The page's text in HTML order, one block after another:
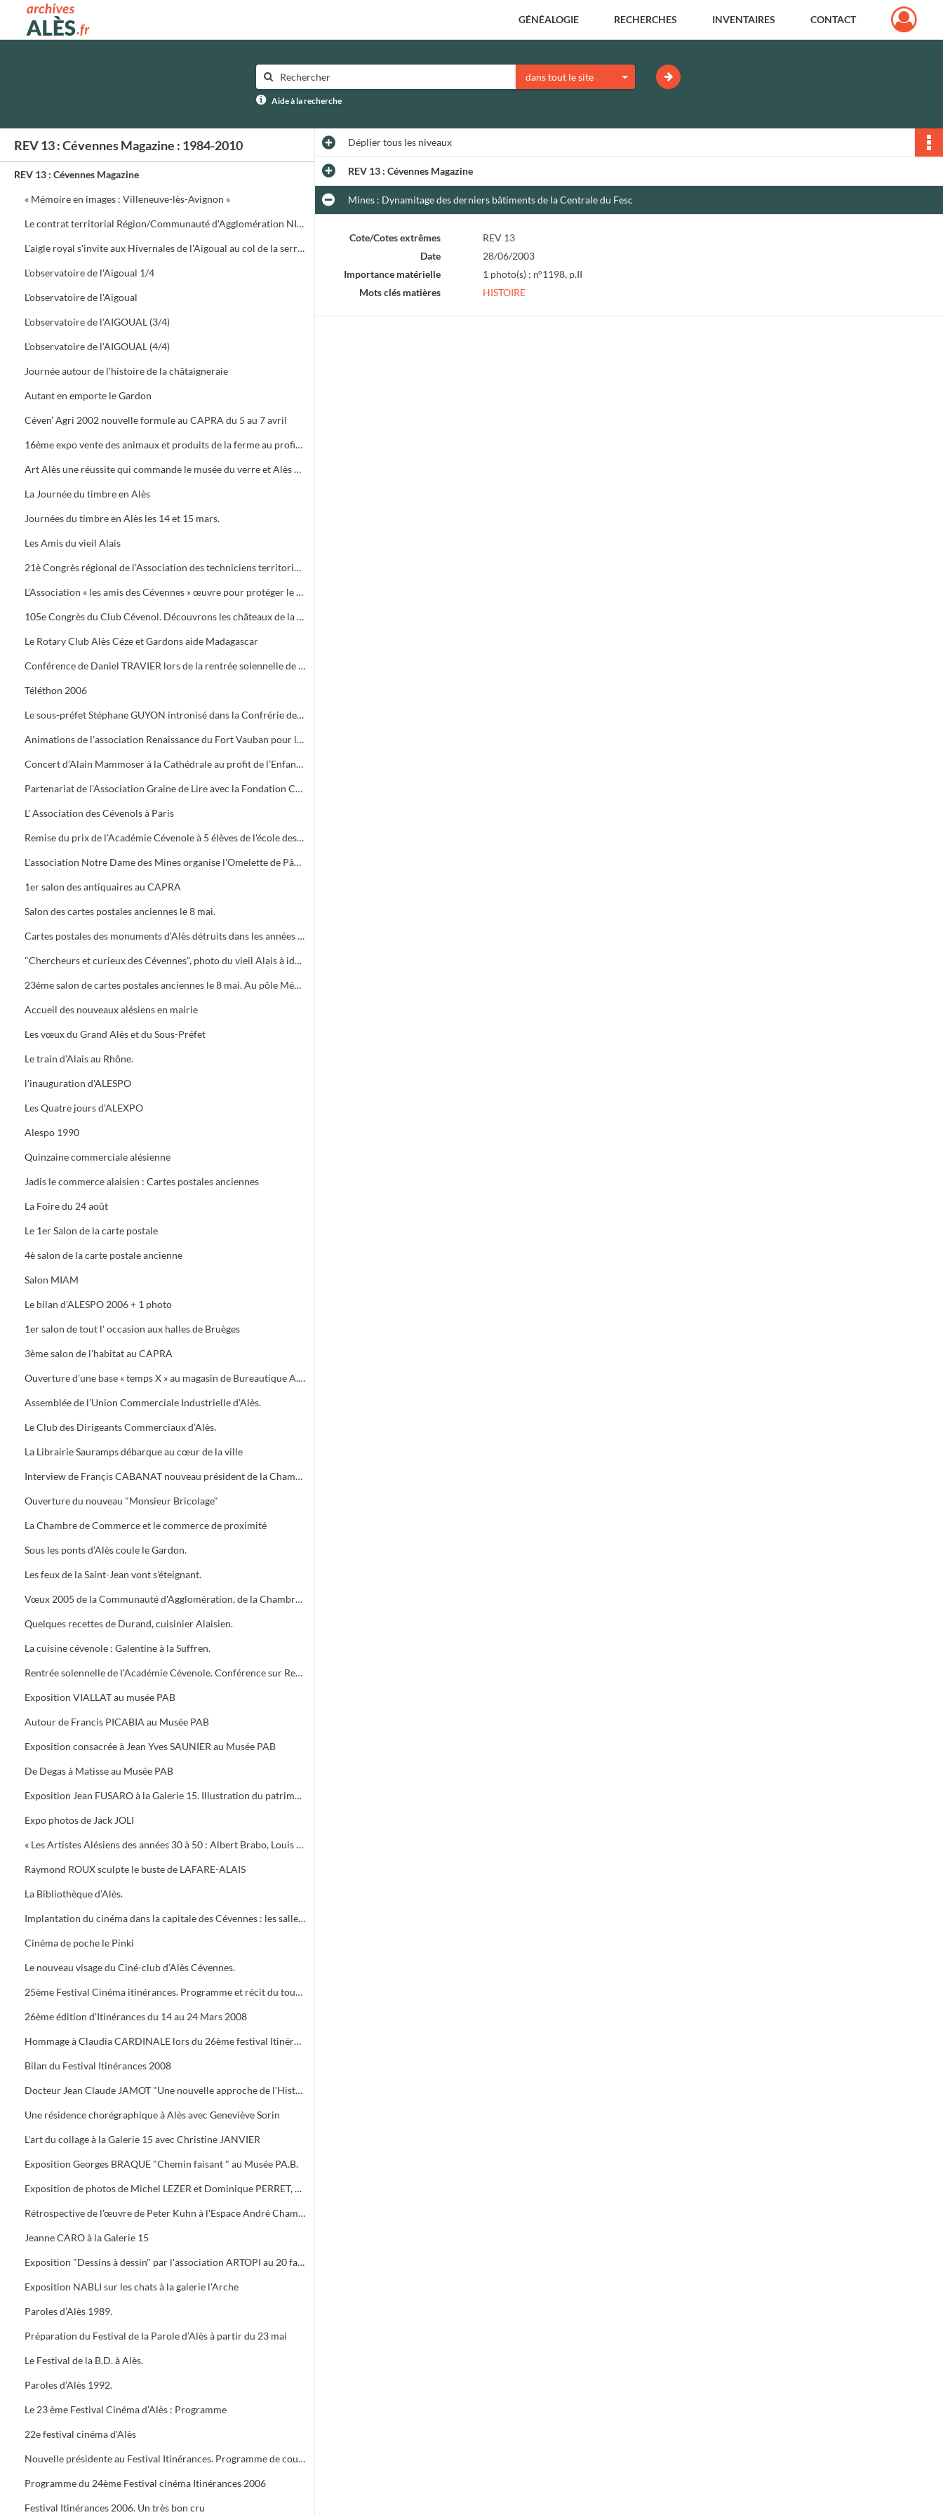
Archives municipales d'Alès GÉNÉALOGIE RECHERCHES INVENTAIRES CONTACT
dans tout le site
Aide à la recherche
REV 13 : Cévennes Magazine : 1984-2010
REV 13 : Cévennes Magazine
« Mémoire en images : Villeneuve-lès-Avignon »
Le contrat territorial Région/Communauté d'Agglomération NIMES Métropole
L'aigle royal s'invite aux Hivernales de l'Aigoual au col de la serreyrède. Programme de la journée
L'observatoire de l'Aigoual 1/4
L'observatoire de l'Aigoual
L'observatoire de l'AIGOUAL (3/4)
L'observatoire de l'AIGOUAL (4/4)
Journée autour de l'histoire de la châtaigneraie
Autant en emporte le Gardon
Céven’ Agri 2002 nouvelle formule au CAPRA du 5 au 7 avril
16ème expo vente des animaux et produits de la ferme au profit des orphelins des sapeurs-pompiers aux halles de Bruèges
Art Alès une réussite qui commande le musée du verre et Alès capitale des Cévennes, départ du chemin des verriers.
La Journée du timbre en Alès
Journées du timbre en Alès les 14 et 15 mars.
Les Amis du vieil Alais
21è Congrès régional de l’Association des techniciens territoriaux.
L’Association « les amis des Cévennes » œuvre pour protéger le patrimoine cévenol.
105e Congrès du Club Cévenol. Découvrons les châteaux de la Vaunage
Le Rotary Club Alès Céze et Gardons aide Madagascar
Conférence de Daniel TRAVIER lors de la rentrée solennelle de l'Académie Cévenole
Téléthon 2006
Le sous-préfet Stéphane GUYON intronisé dans la Confrérie des Mange Tripes
Animations de l'association Renaissance du Fort Vauban pour le Téléthon
Concert d’Alain Mammoser à la Cathédrale au profit de l’Enfance Inadaptée.
Partenariat de l'Association Graine de Lire avec la Fondation Crédit Mutuel
L' Association des Cévenols à Paris
Remise du prix de l'Académie Cévenole à 5 élèves de l'école des Mines pour leur travail sur la mine et ses conséquences sur l'économie et les paysages.
L'association Notre Dame des Mines organise l'Omelette de Pâques à l'Ermitage
1er salon des antiquaires au CAPRA
Salon des cartes postales anciennes le 8 mai.
Cartes postales des monuments d’Alès détruits dans les années 1960.
"Chercheurs et curieux des Cévennes", photo du vieil Alais à identifier.
23ème salon de cartes postales anciennes le 8 mai. Au pôle Mécanique grand prix camion
Accueil des nouveaux alésiens en mairie
Les vœux du Grand Alès et du Sous-Préfet
Le train d’Alais au Rhône.
l'inauguration d'ALESPO
Les Quatre jours d’ALEXPO
Alespo 1990
Quinzaine commerciale alésienne
Jadis le commerce alaisien : Cartes postales anciennes
La Foire du 24 août
Le 1er Salon de la carte postale
4è salon de la carte postale ancienne
Salon MIAM
Le bilan d'ALESPO 2006 + 1 photo
1er salon de tout l' occasion aux halles de Bruèges
3ème salon de l'habitat au CAPRA
Ouverture d’une base « temps X » au magasin de Bureautique A.M.C., 40 Avenue du Général de Gaule à Alès.
Assemblée de l’Union Commerciale Industrielle d’Alès.
Le Club des Dirigeants Commerciaux d’Alès.
La Librairie Sauramps débarque au cœur de la ville
Interview de Françis CABANAT nouveau président de la Chambre de Commerce
Ouverture du nouveau "Monsieur Bricolage"
La Chambre de Commerce et le commerce de proximité
Sous les ponts d’Alès coule le Gardon.
Les feux de la Saint-Jean vont s’éteignant.
Vœux 2005 de la Communauté d'Agglomération, de la Chambre de Commerce, 5 bougies pour la Médiathèque
Quelques recettes de Durand, cuisinier Alaisien.
La cuisine cévenole : Galentine à la Suffren.
Rentrée solennelle de l'Académie Cévenole. Conférence sur Renoir et Albert ANDRE, une amitié (1894-1919)
Exposition VIALLAT au musée PAB
Autour de Francis PICABIA au Musée PAB
Exposition consacrée à Jean Yves SAUNIER au Musée PAB
De Degas à Matisse au Musée PAB
Exposition Jean FUSARO à la Galerie 15. Illustration du patrimoine alésien
Expo photos de Jack JOLI
« Les Artistes Alésiens des années 30 à 50 : Albert Brabo, Louis Cabanes, Louis Arcaix et René Aberlenc » par Annie Corbier
Raymond ROUX sculpte le buste de LAFARE-ALAIS
La Bibliothèque d’Alès.
Implantation du cinéma dans la capitale des Cévennes : les salles du début du siècle à nos jours.
Cinéma de poche le Pinki
Le nouveau visage du Ciné-club d’Alès Cévennes.
25ème Festival Cinéma itinérances. Programme et récit du tournage dans les cévennes d' "Un homme de trop"
26ème édition d'Itinérances du 14 au 24 Mars 2008
Hommage à Claudia CARDINALE lors du 26ème festival Itinérances. En photo avec Max ROUSTAN, Maire
Bilan du Festival Itinérances 2008
Docteur Jean Claude JAMOT "Une nouvelle approche de l'Histoire et de l'Archéologie appliquée aux Celtes
Une résidence chorégraphique à Alès avec Geneviève Sorin
L'art du collage à la Galerie 15 avec Christine JANVIER
Exposition Georges BRAQUE "Chemin faisant " au Musée PA.B.
Exposition de photos de Michel LEZER et Dominique PERRET, de peintures de Monique SANTORO à l'OFFICE DE TOURISME pour la Féria d'Alès
Rétrospective de l'œuvre de Peter Kuhn à l'Espace André Chamson. Exposition consacrée à Vauban à l'OFFICE DE TOURISME. Présentation de saison hors les murs du cratère
Jeanne CARO à la Galerie 15
Exposition "Dessins à dessin" par l'association ARTOPI au 20 faubourg du Soleil
Exposition NABLI sur les chats à la galerie l'Arche
Paroles d’Alès 1989.
Préparation du Festival de la Parole d’Alès à partir du 23 mai
Le Festival de la B.D. à Alès.
Paroles d’Alès 1992.
Le 23 ème Festival Cinéma d'Alès : Programme
22e festival cinéma d'Alès
Nouvelle présidente au Festival Itinérances. Programme de courts métrages de Jacques TATI
Programme du 24ème Festival cinéma Itinérances 2006
Festival Itinérances 2006. Un très bon cru
Dépliertous les niveaux
REV 13 : Cévennes Magazine
Mines : Dynamitage des derniers bâtiments de la Centrale du Fesc
Cote/Cotes extrêmes
REV 13
Date
28/06/2003
Importance matérielle
1 photo(s) ; n°1198, p.II
Mots clés matières
HISTOIRE